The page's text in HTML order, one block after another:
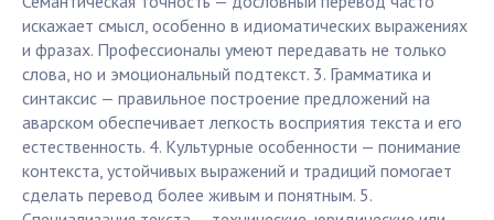
искажает смысл, особенно в идиоматических выражениях
и фразах. Профессионалы умеют передавать не только
слова, но и эмоциональный подтекст. 3. Грамматика и
синтаксис — правильное построение предложений на
аварском обеспечивает легкость восприятия текста и его
естественность. 4. Культурные особенности — понимание
контекста, устойчивых выражений и традиций помогает
сделать перевод более живым и понятным. 5.